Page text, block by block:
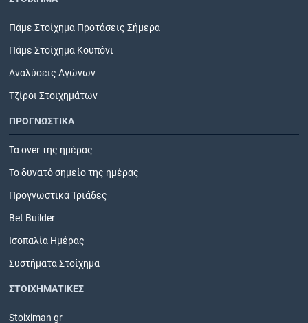
Πάμε Στοίχημα Προτάσεις Σήμερα
Πάμε Στοίχημα Κουπόνι
Αναλύσεις Αγώνων
Τζίροι Στοιχημάτων
ΠΡΟΓΝΩΣΤΙΚΑ
Τα over της ημέρας
Το δυνατό σημείο της ημέρας
Προγνωστικά Τριάδες
Bet Builder
Ισοπαλία Ημέρας
Συστήματα Στοίχημα
ΣΤΟΙΧΗΜΑΤΙΚΕΣ
Stoiximan gr